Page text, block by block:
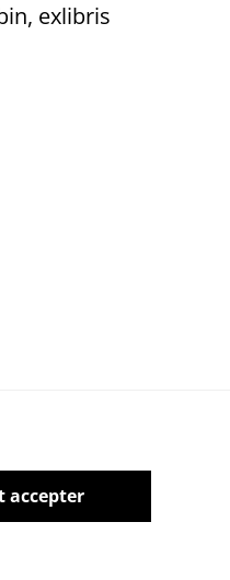
exlibris
accepter